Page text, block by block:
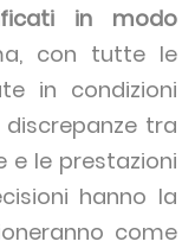
in modo
con tutte le
in condizioni
discrepanze tra
e le prestazioni
hanno la
come